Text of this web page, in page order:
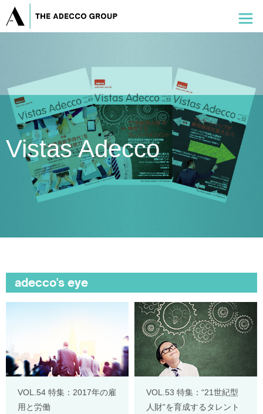
Vistas Adecco
adecco's eye
VOL.54 特集：2017年の雇
用と労働
VOL.53 特集：“21世紀型
人財”を育成するタレント